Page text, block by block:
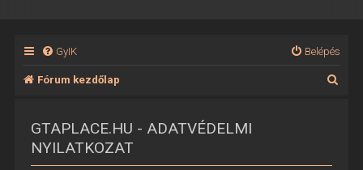
GyIK Belépés
Fórum kezdőlap
GTAPLACE.HU - ADATVÉDELMI
NYILATKOZAT